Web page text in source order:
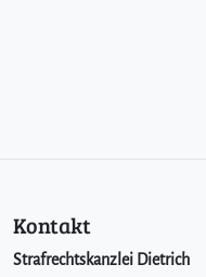
Kontakt
Strafrechtskanzlei Dietrich